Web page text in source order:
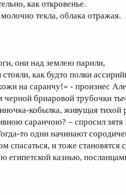
как откровенье.
текла, облака отражая.
они над землею парили,
как будто полки
на саранчу!» - произнес
черной бриаровой трубочки
кобылка, живущая тихой
саранчою? – спросил зятя
то одни начинают
спасаться, и тоже становятся
египетской казнью,